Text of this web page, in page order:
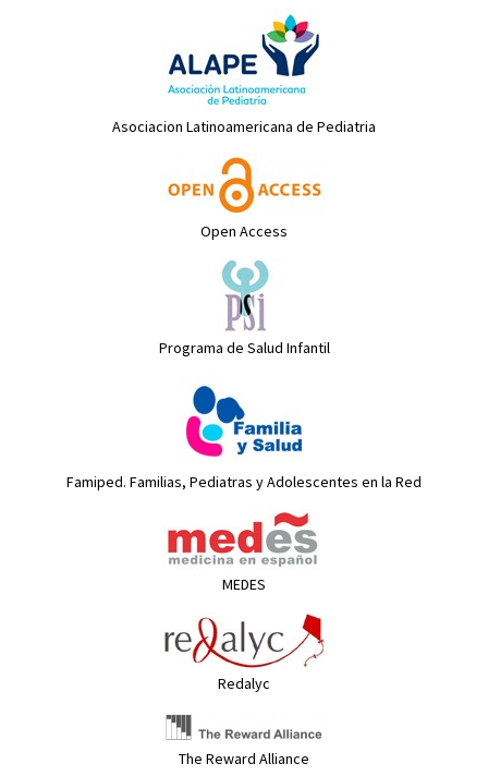
Asociacion Latinoamericana de Pediatria
Open Access
Programa de Salud Infantil
Famiped. Familias, Pediatras y Adolescentes en la Red
MEDES
Redalyc
The Reward Alliance